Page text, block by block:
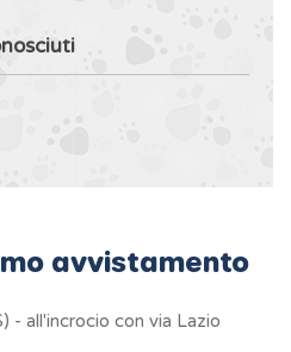
avvistamento
- all'incrocio con via Lazio